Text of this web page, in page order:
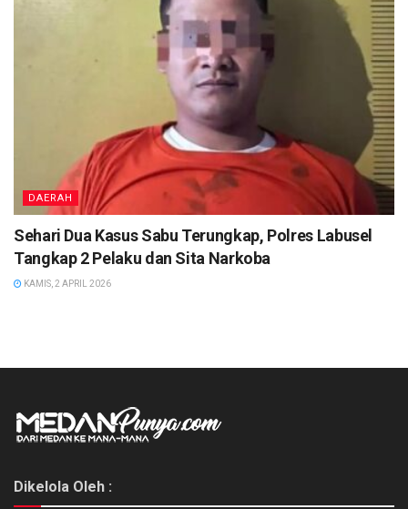
DAERAH
Sehari Dua Kasus Sabu Terungkap, Polres Labusel
Tangkap 2 Pelaku dan Sita Narkoba
KAMIS, 2 APRIL 2026
Dikelola Oleh :